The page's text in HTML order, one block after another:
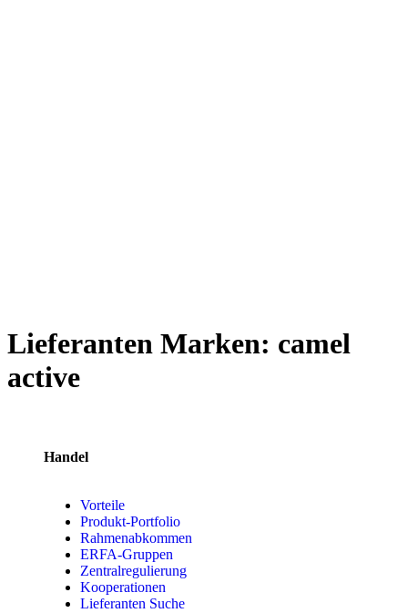
Lieferanten Marken: camel
active
Handel
Vorteile
Produkt-Portfolio
Rahmenabkommen
ERFA-Gruppen
Zentralregulierung
Kooperationen
Lieferanten Suche